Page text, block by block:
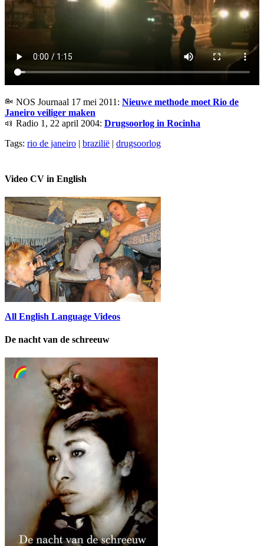
NOS Journaal 17 mei 2011: Nieuwe methode moet Rio de
Janeiro veiliger maken
Radio 1, 22 april 2004: Drugsoorlog in Rocinha
Tags: rio de janeiro | brazilië | drugsoorlog
Video CV in English
All English Language Videos
De nacht van de schreeuw